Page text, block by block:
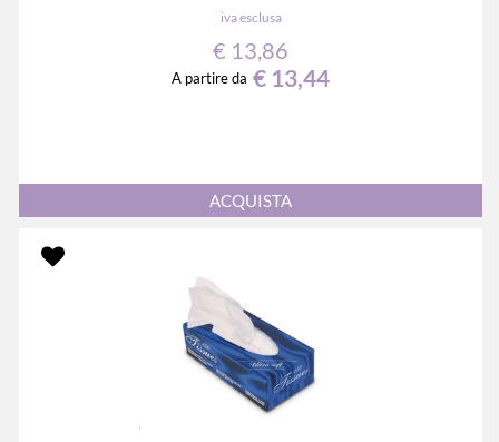
iva esclusa
€ 13,86
A partire da € 13,44
Quantità
ACQUISTA